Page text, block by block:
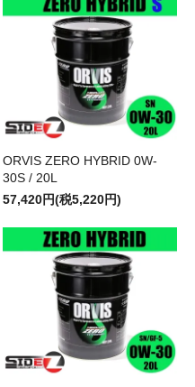
ORVIS ZERO HYBRID 0W-
30S / 20L
57,420円(税5,220円)